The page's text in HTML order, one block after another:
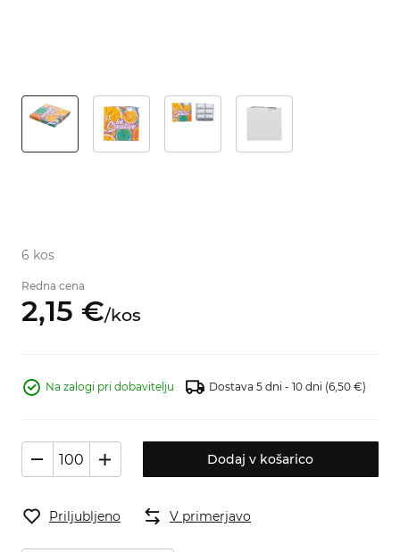
6 kos
Redna cena
2,15 €/kos
Na zalogi pri dobavitelju Dostava 5 dni - 10 dni (6,50 €)
Dodaj v košarico
Priljubljeno V primerjavo